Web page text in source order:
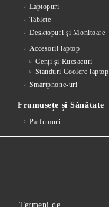
Laptopuri
Tablete
Desktopuri și Monitoare
Accesorii laptop
Genți și Rucsacuri
Standuri Coolere laptop
Smartphone-uri
Frumusețe și Sănătate
Parfumuri
Termeni de